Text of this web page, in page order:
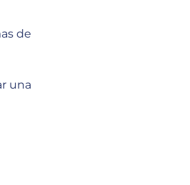
de
una